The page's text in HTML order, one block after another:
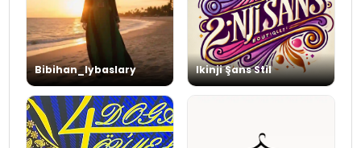
Bibihan_lybaslary Ikinji Şans Stil